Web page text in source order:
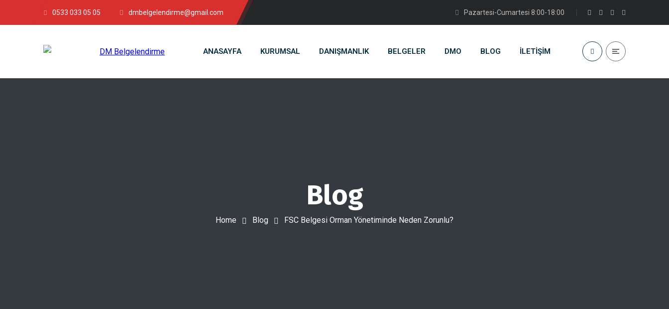
0533 033 05 05 dmbelgelendirme@gmail.com Pazartesi-Cumartesi 8:00-18:00
ANASAYFA KURUMSAL DANIŞMANLIK BELGELER DMO BLOG İLETIŞIM
Blog
Home Blog FSC Belgesi Orman Yönetiminde Neden Zorunlu?